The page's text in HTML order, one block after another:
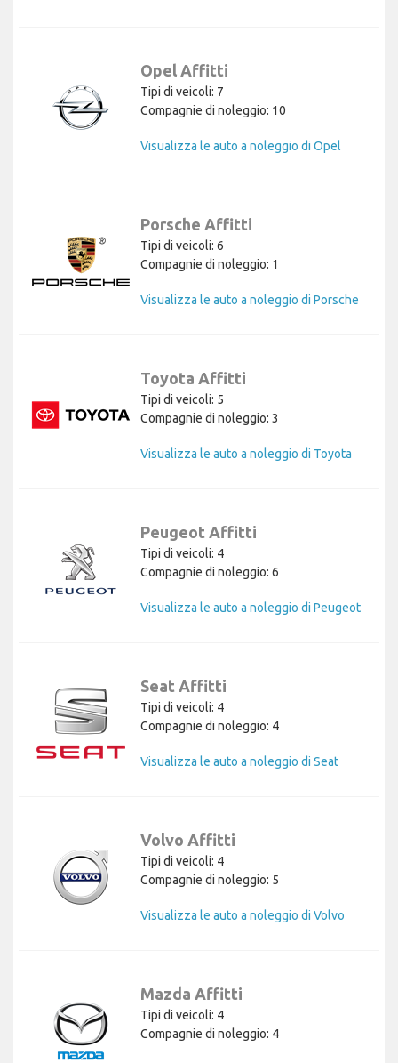
Opel Affitti
Tipi di veicoli: 7
Compagnie di noleggio: 10
Visualizza le auto a noleggio di Opel
Porsche Affitti
Tipi di veicoli: 6
Compagnie di noleggio: 1
Visualizza le auto a noleggio di Porsche
Toyota Affitti
Tipi di veicoli: 5
Compagnie di noleggio: 3
Visualizza le auto a noleggio di Toyota
Peugeot Affitti
Tipi di veicoli: 4
Compagnie di noleggio: 6
Visualizza le auto a noleggio di Peugeot
Seat Affitti
Tipi di veicoli: 4
Compagnie di noleggio: 4
Visualizza le auto a noleggio di Seat
Volvo Affitti
Tipi di veicoli: 4
Compagnie di noleggio: 5
Visualizza le auto a noleggio di Volvo
Mazda Affitti
Tipi di veicoli: 4
Compagnie di noleggio: 4